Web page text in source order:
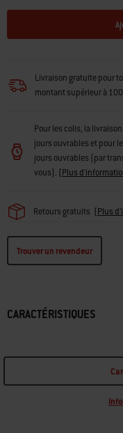
Livraison gratuite pour
montant supérieur à
Pour les colis, la
jours ouvrables et pour
jours ouvrables (par
vous). (Plus
Retours gratuits (Plus
Trouver un revendeur
CARACTÉRISTIQUES